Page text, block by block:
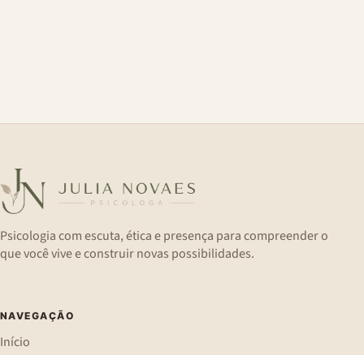
Psicologia com escuta, ética e presença para compreender o
que você vive e construir novas possibilidades.
NAVEGAÇÃO
Início